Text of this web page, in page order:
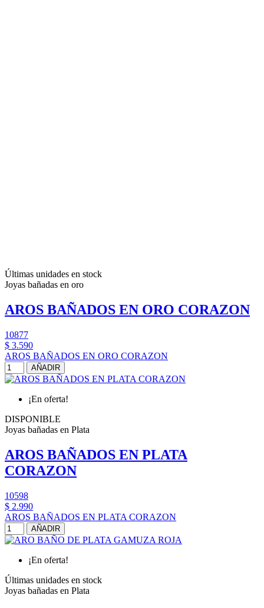
Últimas unidades en stock
Joyas bañadas en oro
AROS BAÑADOS EN ORO CORAZON
10877
$ 3.590
AROS BAÑADOS EN ORO CORAZON
AÑADIR
¡En oferta!
DISPONIBLE
Joyas bañadas en Plata
AROS BAÑADOS EN PLATA
CORAZON
10598
$ 2.990
AROS BAÑADOS EN PLATA CORAZON
AÑADIR
¡En oferta!
Últimas unidades en stock
Joyas bañadas en Plata